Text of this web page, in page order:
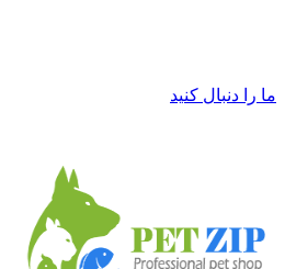
ما را دنبال کنید